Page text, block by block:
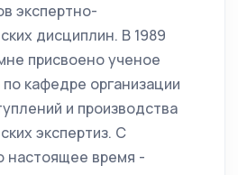
экспертно-
дисциплин. В 1989
присвоено ученое
кафедре организации
и производства
экспертиз. С
настоящее время -